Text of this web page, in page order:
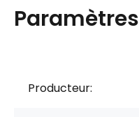
Paramètres
Producteur: